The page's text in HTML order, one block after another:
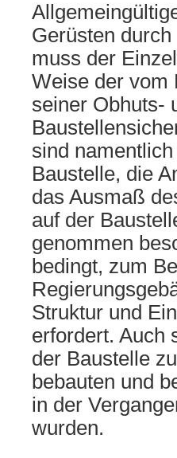
Gerüsten
muss der
Weise der vom
seiner Obhuts-
sind
Baustelle, die
das Ausmaß
auf der
genommen
bedingt, zum
Struktur und
erfordert. Auch
der Baustelle
bebauten und
in der
wurden.